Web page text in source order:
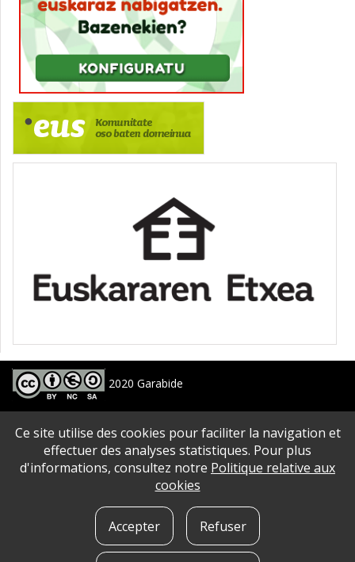
2020 Garabide
688 63 24 33 / 943 250 397
garabide[arroba]garabide[puntu]eus
PLAN DU SITE | ACCESSIBILITé | AVERTISSEMENT | POLITIQUE DE CONFIDENTIALITé |
Ce site utilise des cookies pour faciliter la navigation et
effectuer des analyses statistiques. Pour plus
d'informations, consultez notre Politique relative aux
cookies
Accepter Refuser